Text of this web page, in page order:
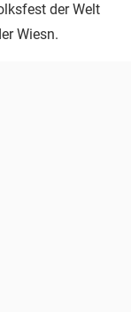
der Welt
Wiesn.